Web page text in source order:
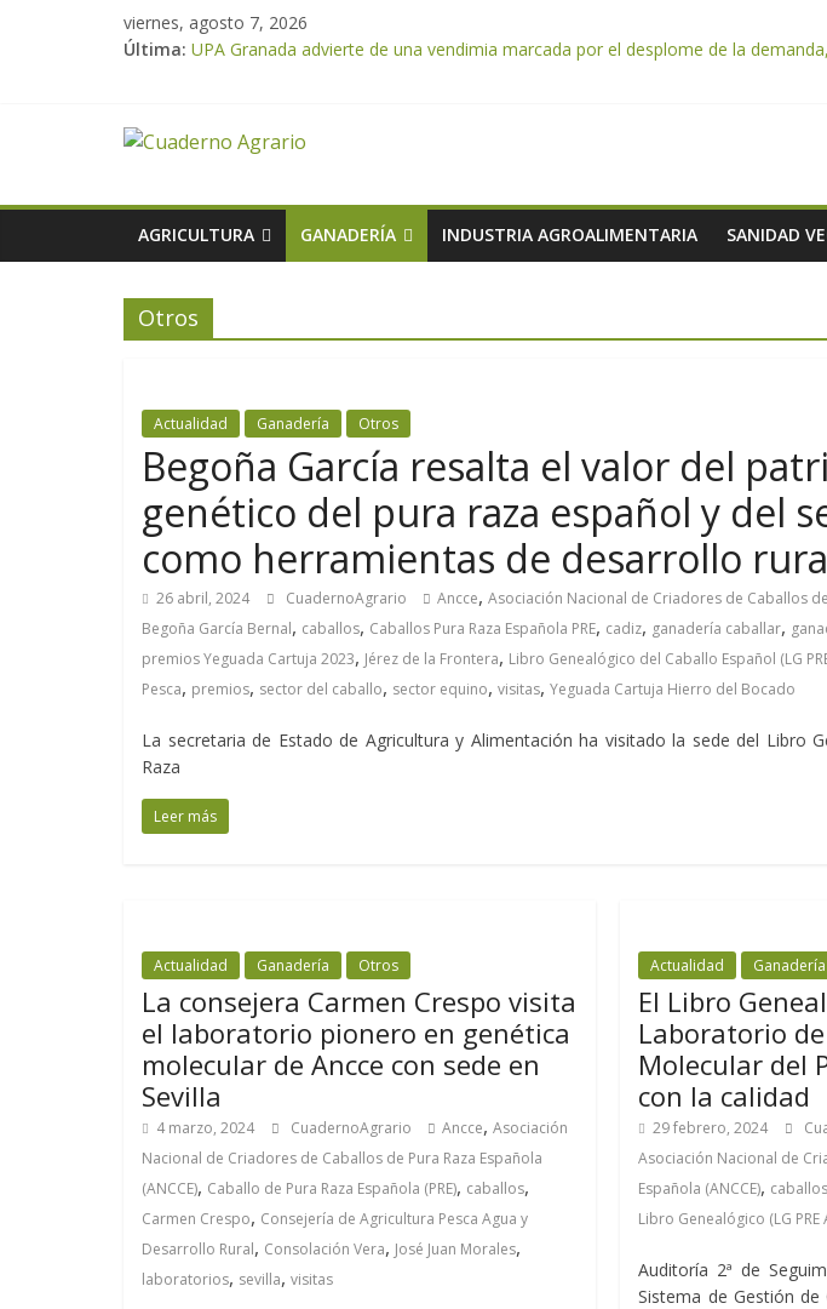
viernes, agosto 7, 2026
Última: UPA Granada advierte de una vendimia marcada por el desplome de la
El Ministerio de Agricultura, Pesca y Alimentación impulsa un nuevo protocolo
El Ministerio de Agricultura, Pesca y Alimentación autoriza el pago de 85
VÍDEO: Promoción y difusión de los valores de los alimentos de origen
AGRICULTURA GANADERÍA INDUSTRIA AGROALIMENTARIA SANIDAD
Otros
Actualidad Ganadería Otros
Begoña García resalta el valor del
genético del pura raza español y del
como herramientas de desarrollo
26 abril, 2024 CuadernoAgrario Ancce, Asociación Nacional de Criadores de Caballos de
Begoña García Bernal, caballos, Caballos Pura Raza Española PRE, cadiz, ganadería caballar,
premios Yeguada Cartuja 2023, Jérez de la Frontera, Libro Genealógico del Caballo Español (LG
Pesca, premios, sector del caballo, sector equino, visitas, Yeguada Cartuja Hierro del Bocado
La secretaria de Estado de Agricultura y Alimentación ha visitado la sede del Libro
Raza
Leer más
Actualidad Ganadería Otros
La consejera Carmen Crespo visita
el laboratorio pionero en genética
molecular de Ancce con sede en
Sevilla
4 marzo, 2024 CuadernoAgrario Ancce, Asociación
Nacional de Criadores de Caballos de Pura Raza Española
(ANCCE), Caballo de Pura Raza Española (PRE), caballos,
Carmen Crespo, Consejería de Agricultura Pesca Agua y
Desarrollo Rural, Consolación Vera, José Juan Morales,
laboratorios, sevilla, visitas
Actualidad Ganadería
El Libro
Laboratorio
Molecular del
con la calidad
29 febrero, 2024
Asociación Nacional de
Española (ANCCE), caballos
Libro Genealógico (LG PRE
Auditoría 2ª de
Sistema de Gestión de